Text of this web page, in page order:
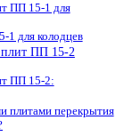
ПП 15-1 для
1 для колодцев
плит ПП 15-2
ПП 15-2:
плитами перекрытия